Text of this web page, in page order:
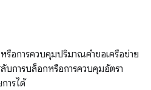
รือการควบคุมปริมาณคำขอเครือข่าย
การบล็อกหรือการควบคุมอัตรา
ารได้